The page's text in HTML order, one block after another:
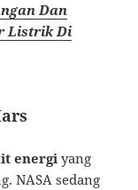
Dan
Listrik Di
energi yang
NASA sedang